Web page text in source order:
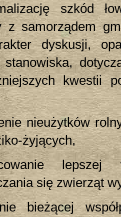
szkód
z samorządem
dyskusji,
stanowiska,
kwestii
nieużytków
żyjących,
lepszej
się zwierząt
bieżącej